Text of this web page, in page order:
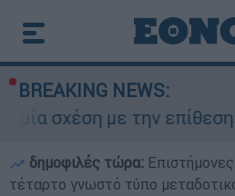
BREAKING NEWS:
την επίθεση» λέει η
δημοφιλές τώρα:
τέταρτο γνωστό τύπο